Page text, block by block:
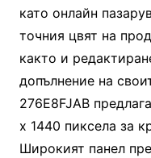
като онлайн
точния цвят на
както и
допълнение на
276E8FJAB
x 1440 пиксела за
Широкият панел